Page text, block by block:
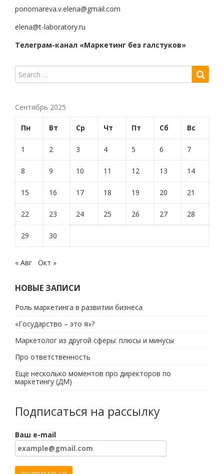
ponomareva.v.elena@gmail.com
elena@t-laboratory.ru
Телеграм-канал «Маркетинг без галстуков»
Сентябрь 2025
Пн Вт Ср Чт Пт Сб Вс
1 2 3 4 5 6 7
8 9 10 11 12 13 14
15 16 17 18 19 20 21
22 23 24 25 26 27 28
29 30
« Авг Окт »
НОВЫЕ ЗАПИСИ
Роль маркетинга в развитии бизнеса
«Государство – это я»?
Маркетолог из другой сферы: плюсы и минусы
Про ответственность
Еще несколько моментов про директоров по
маркетингу (ДМ)
Подписаться на рассылку
Ваш e-mail